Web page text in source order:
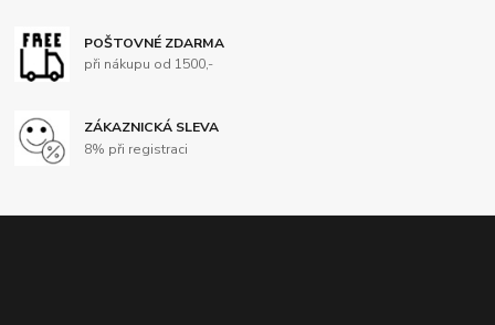
POŠTOVNÉ ZDARMA
při nákupu od 1500,-
ZÁKAZNICKÁ SLEVA
8% při registraci